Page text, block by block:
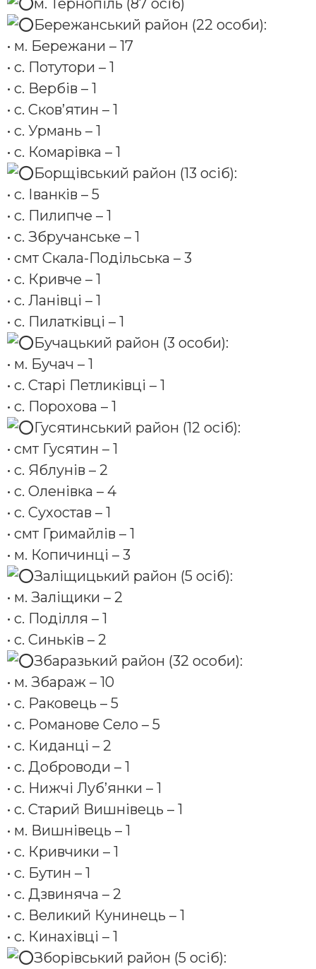
м. Тернопіль (87 осіб)
Бережанський район (22 особи):
• м. Бережани – 17
• с. Потутори – 1
• с. Вербів – 1
• с. Сков’ятин – 1
• с. Урмань – 1
• с. Комарівка – 1
Борщівський район (13 осіб):
• с. Іванків – 5
• с. Пилипче – 1
• с. Збручанське – 1
• смт Скала-Подільська – 3
• с. Кривче – 1
• с. Ланівці – 1
• с. Пилатківці – 1
Бучацький район (3 особи):
• м. Бучач – 1
• с. Старі Петликівці – 1
• с. Порохова – 1
Гусятинський район (12 осіб):
• смт Гусятин – 1
• с. Яблунів – 2
• с. Оленівка – 4
• с. Сухостав – 1
• смт Гримайлів – 1
• м. Копичинці – 3
Заліщицький район (5 осіб):
• м. Заліщики – 2
• с. Поділля – 1
• с. Синьків – 2
Збаразький район (32 особи):
• м. Збараж – 10
• с. Раковець – 5
• с. Романове Село – 5
• с. Киданці – 2
• с. Доброводи – 1
• с. Нижчі Луб’янки – 1
• с. Старий Вишнівець – 1
• м. Вишнівець – 1
• с. Кривчики – 1
• с. Бутин – 1
• с. Дзвиняча – 2
• с. Великий Кунинець – 1
• с. Кинахівці – 1
Зборівський район (5 осіб):